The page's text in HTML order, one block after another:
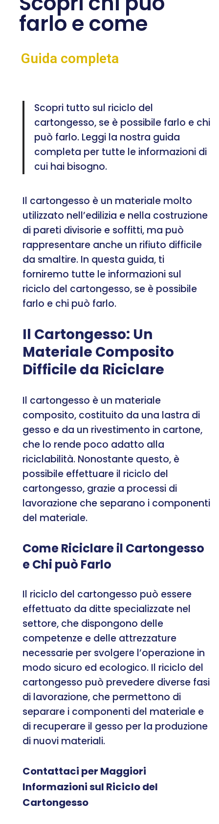
farlo e come
Guida completa
Scopri tutto sul riciclo del
cartongesso, se è possibile farlo e chi
può farlo. Leggi la nostra guida
completa per tutte le informazioni di
cui hai bisogno.
Il cartongesso è un materiale molto
utilizzato nell’edilizia e nella costruzione
di pareti divisorie e soffitti, ma può
rappresentare anche un rifiuto difficile
da smaltire. In questa guida, ti
forniremo tutte le informazioni sul
riciclo del cartongesso, se è possibile
farlo e chi può farlo.
Il Cartongesso: Un
Materiale Composito
Difficile da Riciclare
Il cartongesso è un materiale
composito, costituito da una lastra di
gesso e da un rivestimento in cartone,
che lo rende poco adatto alla
riciclabilità. Nonostante questo, è
possibile effettuare il riciclo del
cartongesso, grazie a processi di
lavorazione che separano i componenti
del materiale.
Come Riciclare il Cartongesso
e Chi può Farlo
Il riciclo del cartongesso può essere
effettuato da ditte specializzate nel
settore, che dispongono delle
competenze e delle attrezzature
necessarie per svolgere l’operazione in
modo sicuro ed ecologico. Il riciclo del
cartongesso può prevedere diverse fasi
di lavorazione, che permettono di
separare i componenti del materiale e
di recuperare il gesso per la produzione
di nuovi materiali.
Contattaci per Maggiori
Informazioni sul Riciclo del
Cartongesso